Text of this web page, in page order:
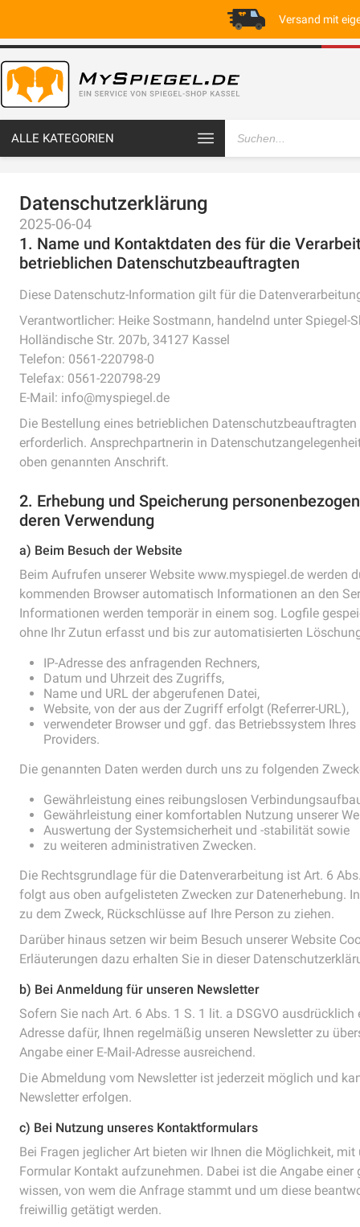
Versand mit
ALLE KATEGORIEN
Datenschutzerklärung
2025-06-04
1. Name und Kontaktdaten des für die
betrieblichen Datenschutzbeauftragten
Diese Datenschutz-Information gilt für die
Verantwortlicher: Heike Sostmann, handelnd unter Spiegel-
Holländische Str. 207b, 34127 Kassel
Telefon: 0561-220798-0
Telefax: 0561-220798-29
E-Mail: info@myspiegel.de
Die Bestellung eines betrieblichen
erforderlich. Ansprechpartnerin in
oben genannten Anschrift.
2. Erhebung und Speicherung
deren Verwendung
a) Beim Besuch der Website
Beim Aufrufen unserer Website www.myspiegel.de werden
kommenden Browser automatisch Informationen an den
Informationen werden temporär in einem sog. Logfile
ohne Ihr Zutun erfasst und bis zur automatisierten
IP-Adresse des anfragenden Rechners,
Datum und Uhrzeit des Zugriffs,
Name und URL der abgerufenen Datei,
Website, von der aus der Zugriff erfolgt (Referrer-URL),
verwendeter Browser und ggf. das Betriebssystem
Providers.
Die genannten Daten werden durch uns zu folgenden
Gewährleistung eines reibungslosen
Gewährleistung einer komfortablen Nutzung unserer
Auswertung der Systemsicherheit und -stabilität sowie
zu weiteren administrativen Zwecken.
Die Rechtsgrundlage für die Datenverarbeitung ist Art. 6
folgt aus oben aufgelisteten Zwecken zur Datenerhebung.
zu dem Zweck, Rückschlüsse auf Ihre Person zu ziehen.
Darüber hinaus setzen wir beim Besuch unserer Website
Erläuterungen dazu erhalten Sie in dieser
b) Bei Anmeldung für unseren Newsletter
Sofern Sie nach Art. 6 Abs. 1 S. 1 lit. a DSGVO
Adresse dafür, Ihnen regelmäßig unseren Newsletter zu
Angabe einer E-Mail-Adresse ausreichend.
Die Abmeldung vom Newsletter ist jederzeit möglich und
Newsletter erfolgen.
c) Bei Nutzung unseres Kontaktformulars
Bei Fragen jeglicher Art bieten wir Ihnen die Möglichkeit,
Formular Kontakt aufzunehmen. Dabei ist die Angabe
wissen, von wem die Anfrage stammt und um diese
freiwillig getätigt werden.